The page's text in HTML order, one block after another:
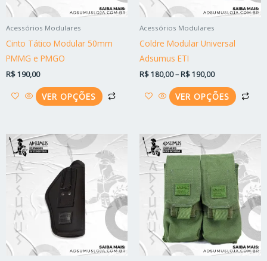
Acessórios Modulares
Cinto Tático Modular 50mm
PMMG e PMGO
R$190,00
VER OPÇÕES
podem
produto
Acessórios Modulares
Coldre Modular Universal
Adsumus ETI
R$180,00– R$190,00
VER OPÇÕES
Este
produto
várias
variantes.
As
opções
podem
Faixa
de
preço:
R$ 190,00
através
R$ 199,00
Este
As